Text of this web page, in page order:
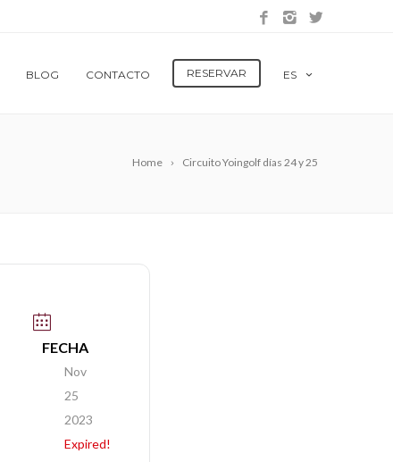
BLOG CONTACTO RESERVAR ES
Home Circuito Yoingolf días 24 y 25
FECHA
Nov
25
2023
Expired!